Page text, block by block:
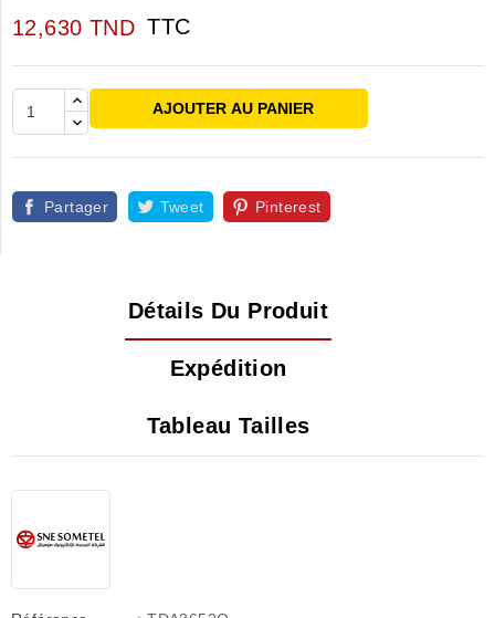
12,630 TND TTC
AJOUTER AU PANIER
Partager Tweet Pinterest
Détails Du Produit
Expédition
Tableau Tailles